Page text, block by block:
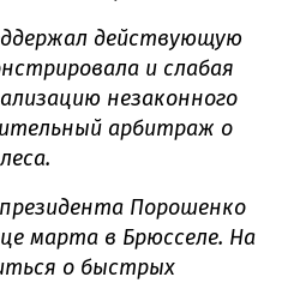
действующую
и слабая
незаконного
арбитраж о
Порошенко
марта в Брюсселе. На
о быстрых